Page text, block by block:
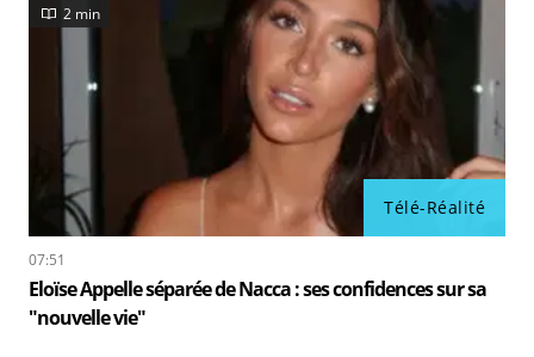
Télé-Réalité
2 min
07:51
Eloïse Appelle séparée de Nacca : ses confidences sur sa
"nouvelle vie"